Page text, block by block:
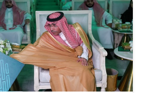
الدمام, الدمام - بنده حي أحد
الأحد - الخميس (08:00-14:30)
التوجه للموقع
الدمام, الدمام - الغرفة التجارية